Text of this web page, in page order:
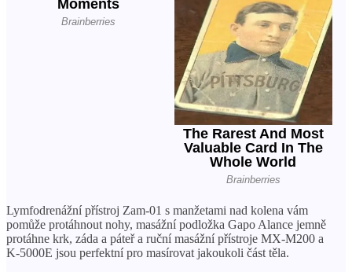
Lymfodrenážní přístroj Zam-01 s manžetami nad kolena vám
pomůže protáhnout nohy, masážní podložka Gapo Alance jemně
protáhne krk, záda a páteř a ruční masážní přístroje MX-M200 a
K-5000E jsou perfektní pro masírovat jakoukoli část těla.